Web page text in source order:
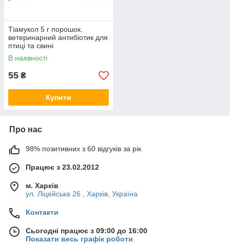
Тіамукол 5 г порошок.
ветеринарний антибіотик для
птиці та свині
В наявності
55 ₴
Купити
Про нас
98% позитивних з 60 відгуків за рік
Працює з 23.02.2012
м. Харків
ул. Ліцейська 26 , Харків, Україна
Контакти
Сьогодні працює з 09:00 до 16:00
Показати весь графік роботи